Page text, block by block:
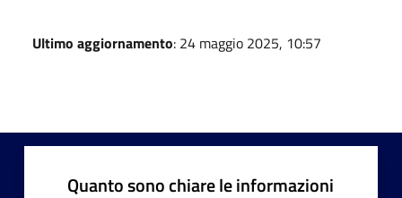
Ultimo aggiornamento: 24 maggio 2025, 10:57
Quanto sono chiare le informazioni